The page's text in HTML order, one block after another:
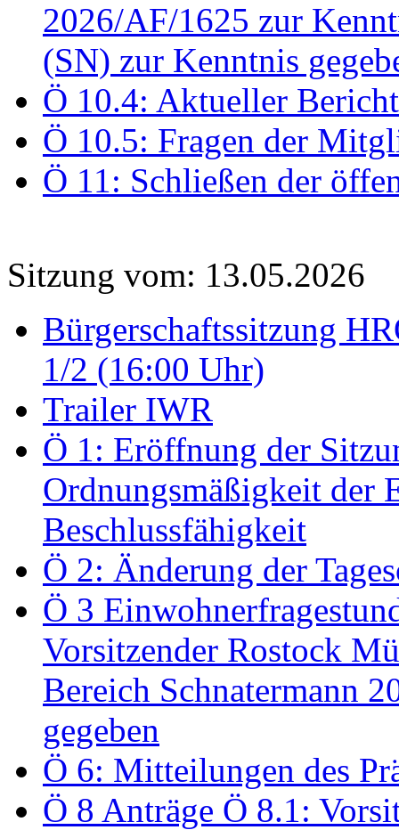
2026/AF/1625 zur
(SN) zur Kenntnis
Ö 10.4: Aktueller
Ö 10.5: Fragen der
Ö 11: Schließen der
Sitzung vom: 13.05.2026
Bürgerschaftssitzung
1/2 (16:00 Uhr)
Trailer IWR
Ö 1: Eröffnung der
Ordnungsmäßigkeit der
Beschlussfähigkeit
Ö 2: Änderung der
Ö 3
Vorsitzender Rostock
Bereich Schnatermann
gegeben
Ö 6: Mitteilungen des
Ö 8 Anträge Ö 8.1: